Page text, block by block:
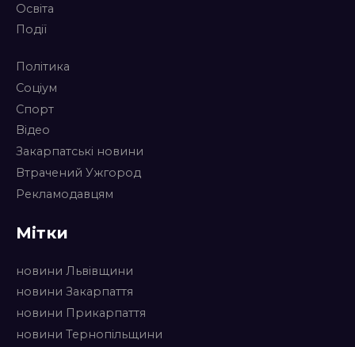
Освіта
Події
Політика
Соціум
Спорт
Відео
Закарпатські новини
Втрачений Ужгород
Рекламодавцям
Мітки
новини Львівщини
новини Закарпаття
новини Прикарпаття
новини Тернопільщини